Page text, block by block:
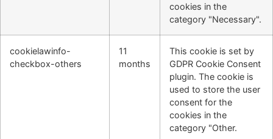
cookies in the
category "Necessary".
cookielawinfo-
checkbox-others
11
months
This cookie is set by
GDPR Cookie Consent
plugin. The cookie is
used to store the user
consent for the
cookies in the
category "Other.